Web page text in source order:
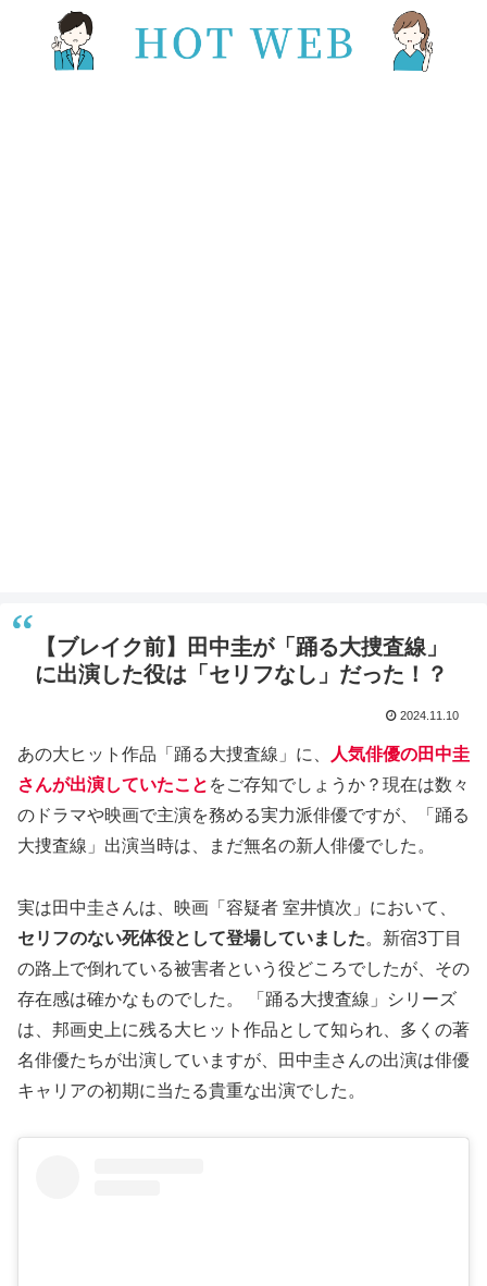
【ブレイク前】田中圭が「踊る大捜査線」
に出演した役は「セリフなし」だった！？
2024.11.10
あの大ヒット作品「踊る大捜査線」に、
人気俳優の田中圭
さんが出演していたこと をご存知でしょうか？現在は数々
のドラマや映画で主演を務める実力派俳優ですが、「踊る
大捜査線」出演当時は、まだ無名の新人俳優でした。
実は田中圭さんは、映画「容疑者 室井慎次」において、
セリフのない死体役として登場していました。新宿3丁目
の路上で倒れている被害者という役どころでしたが、その
存在感は確かなものでした。 「踊る大捜査線」シリーズ
は、邦画史上に残る大ヒット作品として知られ、多くの著
名俳優たちが出演していますが、田中圭さんの出演は俳優
キャリアの初期に当たる貴重な出演でした。